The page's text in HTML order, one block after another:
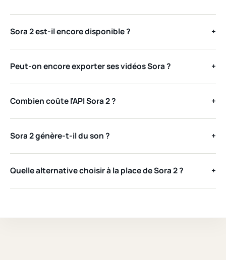
Sora 2 est-il encore disponible ? +
Peut-on encore exporter ses vidéos Sora ? +
Combien coûte l'API Sora 2 ? +
Sora 2 génère-t-il du son ? +
Quelle alternative choisir à la place de Sora 2 ? +